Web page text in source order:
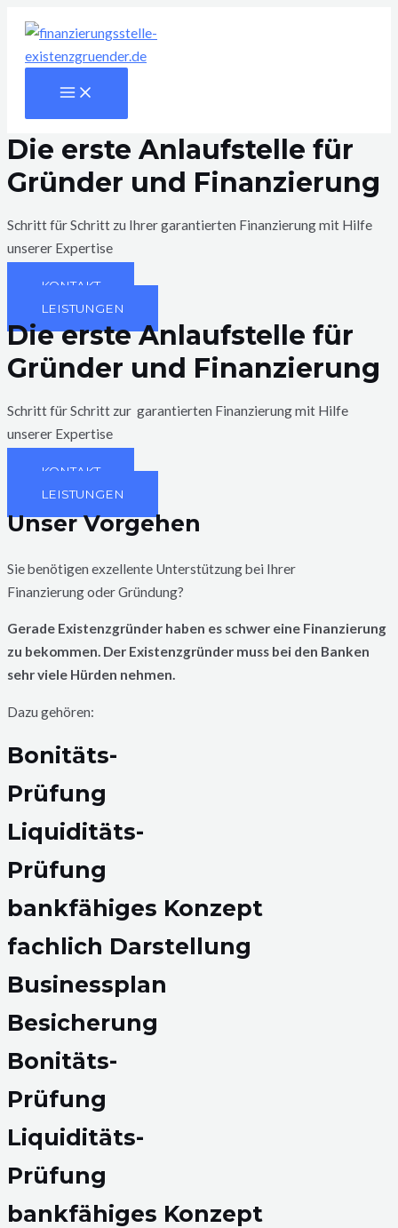
Zum
Inhalt
springen
Main
Menu
Die erste Anlaufstelle für
Gründer und Finanzierung
Schritt für Schritt zu Ihrer garantierten Finanzierung mit Hilfe
unserer Expertise
KONTAKT
LEISTUNGEN
Die erste Anlaufstelle für
Gründer und Finanzierung
Schritt für Schritt zur garantierten Finanzierung mit Hilfe
unserer Expertise
KONTAKT
LEISTUNGEN
Unser Vorgehen
Sie benötigen exzellente Unterstützung bei Ihrer
Finanzierungoder Gründung?
Gerade Existenzgründer haben es schwer eine Finanzierung
zu bekommen. Der Existenzgründer muss bei den Banken
sehr viele Hürden nehmen.
Dazu gehören:
Bonitäts-
Prüfung
Liquiditäts-
Prüfung
bankfähiges Konzept
fachlich Darstellung
Businessplan
Besicherung
Bonitäts-
Prüfung
Liquiditäts-
Prüfung
bankfähiges Konzept